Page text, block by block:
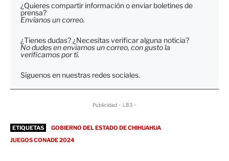
¿Quieres compartir información o enviar boletines de
prensa?
Envíanos un correo.
¿Tienes dudas? ¿Necesitas verificar alguna noticia?
No dudes en enviarnos un correo, con gusto la
verificamos por tí.
Síguenos en nuestras redes sociales.
Publicidad - LB3 -
ETIQUETAS
GOBIERNO DEL ESTADO DE CHIHUAHUA
JUEGOS CONADE 2024